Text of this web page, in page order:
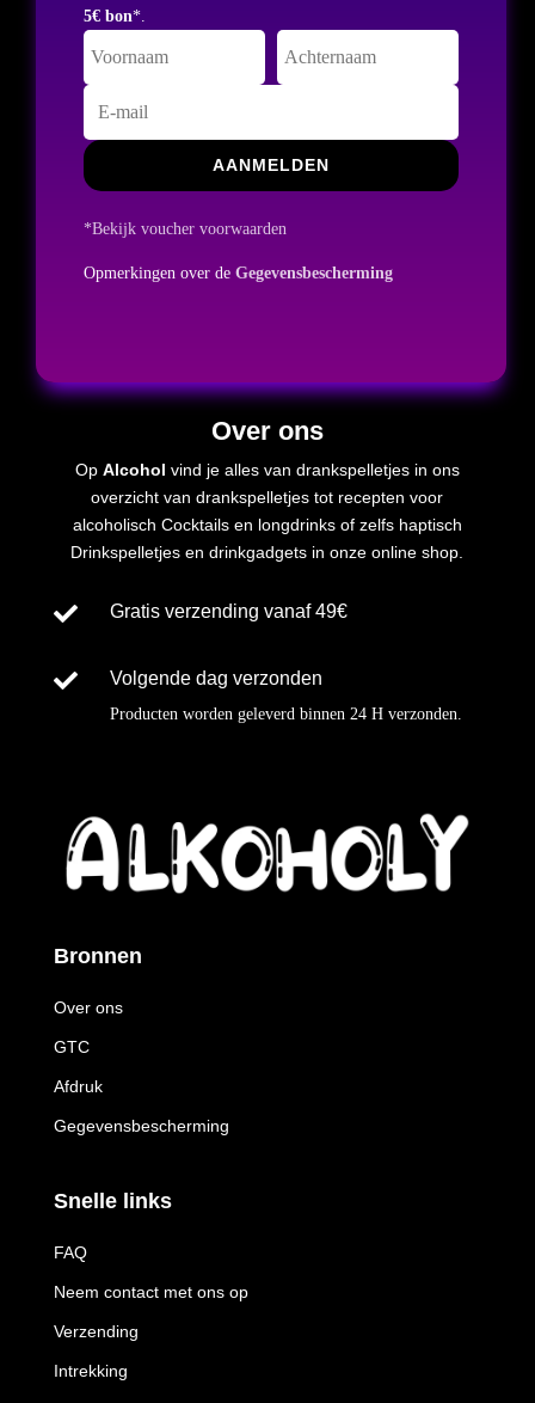
5€ bon*.
AANMELDEN
*Bekijk voucher voorwaarden
Opmerkingen over de Gegevensbescherming
Over ons
Op Alcohol vind je alles van drankspelletjes in ons
overzicht van drankspelletjes tot recepten voor
alcoholisch Cocktails en longdrinks of zelfs haptisch
Drinkspelletjes en drinkgadgets in onze online shop.
 Gratis verzending vanaf 49€
 Volgende dag verzonden
Producten worden geleverd binnen 24 H verzonden.
Bronnen
Over ons
GTC
Afdruk
Gegevensbescherming
Snelle links
FAQ
Neem contact met ons op
Verzending
Intrekking